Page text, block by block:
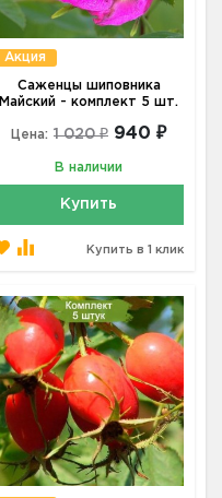
Акция
Саженцы шиповника
Майский - комплект 5 шт.
Цена: 1 020 ₽ 940 ₽
В наличии
Купить
Купить в 1 клик